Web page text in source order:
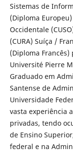
Sistemas de
(Diploma
Occidentale
(CURA) Suíça /
(Diploma Francês)
Université Pierre
Graduado em
Santense de
Universidade
vasta experiência
privadas, tendo
de Ensino
federal e na